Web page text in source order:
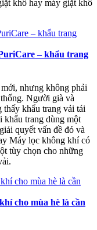
khô hay máy giặt khô
– khẩu trang
nhưng không phải
Người già và
khẩu trang vải tái
khẩu trang dùng một
quyết vấn đề đó và
Máy lọc không khí có
tùy chọn cho những
cho mùa hè là cần